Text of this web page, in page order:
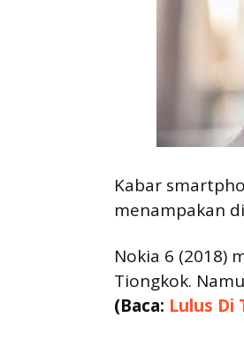
Kabar
menampakan
Nokia 6 (2018)
Tiongkok.
(Baca: Lulus Di